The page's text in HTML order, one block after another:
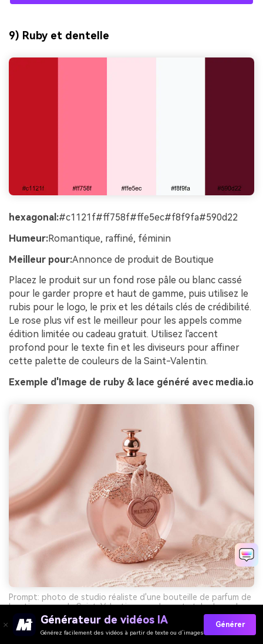
9) Ruby et dentelle
hexagonal:#c1121f#ff758f#ffe5ec#f8f9fa#590d22
Humeur:Romantique, raffiné, féminin
Meilleur pour:Annonce de produit de Boutique
Placez le produit sur un fond rose pâle ou blanc cassé
pour le garder propre et haut de gamme, puis utilisez le
rubis pour le logo, le prix et les détails clés de crédibilité.
Le rose plus vif est le meilleur pour les appels comme
édition limitée ou cadeau gratuit. Utilisez l'accent
profond pour le texte fin et les diviseurs pour affiner
cette palette de couleurs de la Saint-Valentin.
Exemple d'Image de ruby & lace généré avec media.io
Prompt: photo de studio réaliste d'une bouteille de parfum de
boutique pour la Saint-Valentin, rose doux et style de couleur
inspiré de dentelle, fond propre, éclairage premium,
focalisation nette du produit-AR 4:3
Générateur de vidéos IA
Générez facilement des vidéos à partir de texte ou d’images
Générer